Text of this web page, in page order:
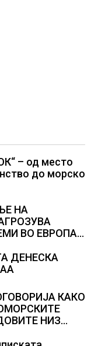
– од место
до морско
НА
ВО ЕВРОПА и
ДЕНЕСКА
КАКО
НИЗ